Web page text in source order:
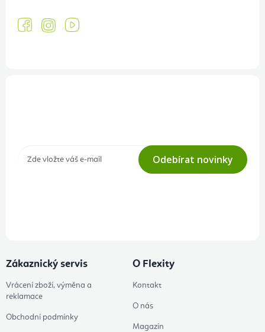
Odebírat novinky
Zákaznický servis
Vrácení zboží, výměna a
reklamace
Obchodní podmínky
O Flexity
Kontakt
O nás
Magazín